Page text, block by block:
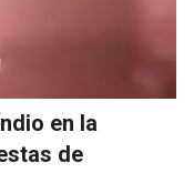
en la
de